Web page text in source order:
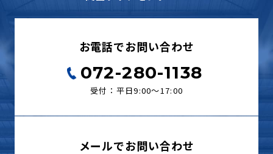
お電話でお問い合わせ
072-280-1138
受付：平日9:00〜17:00
メールでお問い合わせ